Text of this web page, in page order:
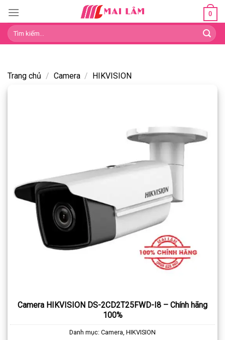
content
0
Tìm
kiếm:
Trang chủ / Camera / HIKVISION
Camera HIKVISION DS-2CD2T25FWD-I8 – Chính hãng
100%
Danh mục: Camera HIKVISION